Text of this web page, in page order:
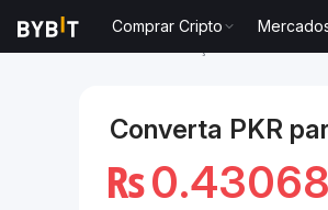
Comprar Cripto
Converta PKR
₨